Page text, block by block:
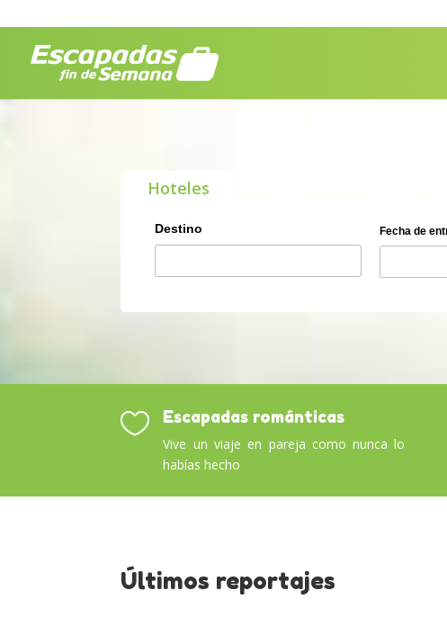
Hoteles
Destino Fecha de
 Escapadas románticas
Vive un viaje en pareja como nunca lo
habías hecho
Últimos reportajes